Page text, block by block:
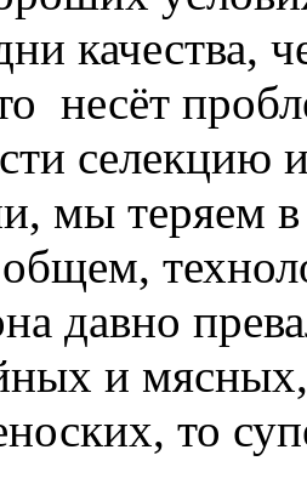
качества,
несёт
селекцию
мы теряем
давно
и
то